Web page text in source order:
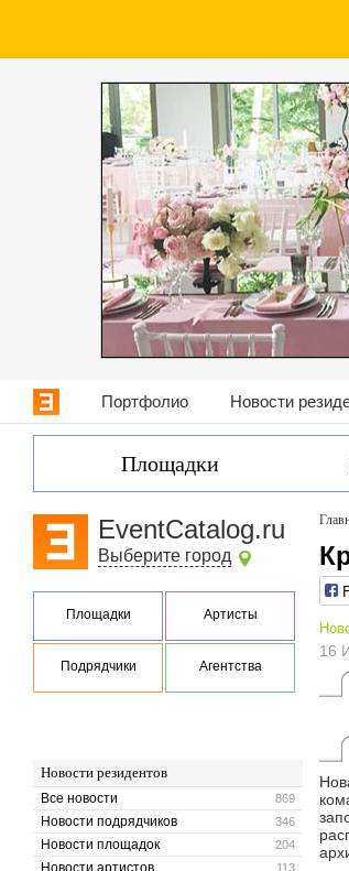
Портфолио Новости
Площадки
EventCatalog.ru
Выберите город
Площадки Артисты
Подрядчики Агентства
Новости резидентов
869
Все новости
346
Новости подрядчиков
204
Новости площадок
113
Новости артистов
16